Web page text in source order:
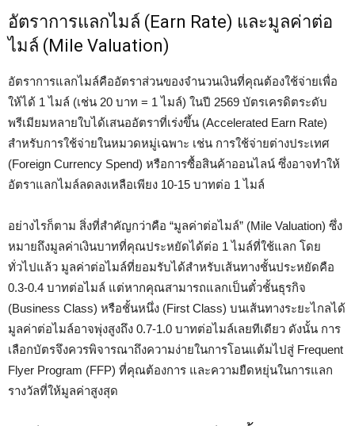
อัตราการแลกไมล์ (Earn Rate) และมูลค่าต่อ
ไมล์ (Mile Valuation)
อัตราการแลกไมล์คืออัตราส่วนของจำนวนเงินที่คุณต้องใช้จ่ายเพื่อ
ให้ได้ 1 ไมล์ (เช่น 20 บาท = 1 ไมล์) ในปี 2569 บัตรเครดิตระดับ
พรีเมียมหลายใบได้เสนออัตราที่เร่งขึ้น (Accelerated Earn Rate)
สำหรับการใช้จ่ายในหมวดหมู่เฉพาะ เช่น การใช้จ่ายต่างประเทศ
(Foreign Currency Spend) หรือการซื้อสินค้าออนไลน์ ซึ่งอาจทำให้
อัตราแลกไมล์ลดลงเหลือเพียง 10-15 บาทต่อ 1 ไมล์
อย่างไรก็ตาม สิ่งที่สำคัญกว่าคือ “มูลค่าต่อไมล์” (Mile Valuation) ซึ่ง
หมายถึงมูลค่าเงินบาทที่คุณประหยัดได้ต่อ 1 ไมล์ที่ใช้แลก โดย
ทั่วไปแล้ว มูลค่าต่อไมล์ที่ยอมรับได้สำหรับเส้นทางชั้นประหยัดคือ
0.3-0.4 บาทต่อไมล์ แต่หากคุณสามารถแลกเป็นตั๋วชั้นธุรกิจ
(Business Class) หรือชั้นหนึ่ง (First Class) บนเส้นทางระยะไกลได้
มูลค่าต่อไมล์อาจพุ่งสูงถึง 0.7-1.0 บาทต่อไมล์เลยทีเดียว ดังนั้น การ
เลือกบัตรจึงควรพิจารณาถึงความง่ายในการโอนแต้มไปสู่ Frequent
Flyer Program (FFP) ที่คุณต้องการ และความยืดหยุ่นในการแลก
รางวัลที่ให้มูลค่าสูงสุด